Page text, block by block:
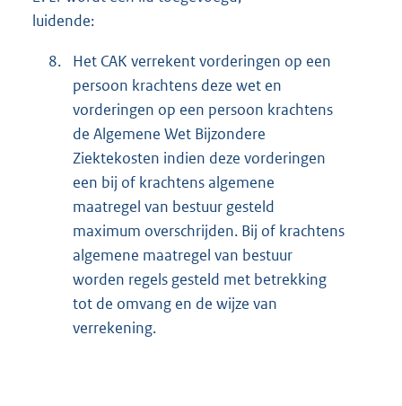
luidende:
8.
Het CAK verrekent vorderingen op een
persoon krachtens deze wet en
vorderingen op een persoon krachtens
de Algemene Wet Bijzondere
Ziektekosten indien deze vorderingen
een bij of krachtens algemene
maatregel van bestuur gesteld
maximum overschrijden. Bij of krachtens
algemene maatregel van bestuur
worden regels gesteld met betrekking
tot de omvang en de wijze van
verrekening.